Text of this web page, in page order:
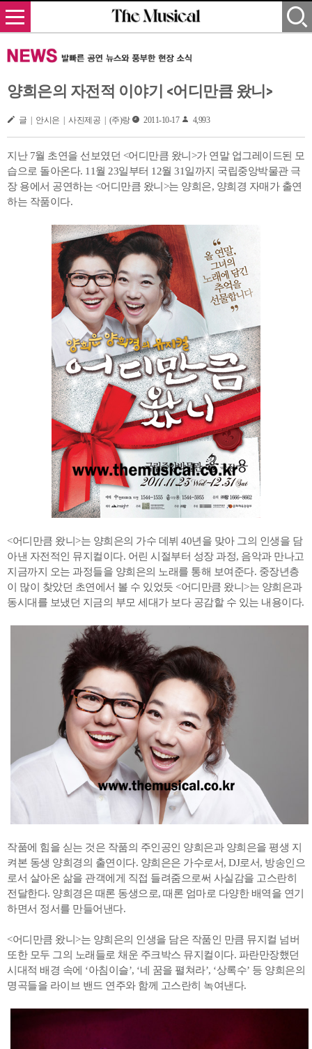
양희은의 자전적 이야기 <어디만큼 왔니>
글 | 안시은 | 사진제공 | (주)랑 2011-10-17 4,993
지난 7월 초연을 선보였던 <어디만큼 왔니>가 연말 업그레이드된 모
습으로 돌아온다. 11월 23일부터 12월 31일까지 국립중앙박물관 극
장 용에서 공연하는 <어디만큼 왔니>는 양희은, 양희경 자매가 출연
하는 작품이다.
<어디만큼 왔니>는 양희은의 가수 데뷔 40년을 맞아 그의 인생을 담
아낸 자전적인 뮤지컬이다. 어린 시절부터 성장 과정, 음악과 만나고
지금까지 오는 과정들을 양희은의 노래를 통해 보여준다. 중장년층
이 많이 찾았던 초연에서 볼 수 있었듯 <어디만큼 왔니>는 양희은과
동시대를 보냈던 지금의 부모 세대가 보다 공감할 수 있는 내용이다.
작품에 힘을 싣는 것은 작품의 주인공인 양희은과 양희은을 평생 지
켜본 동생 양희경의 출연이다. 양희은은 가수로서, DJ로서, 방송인으
로서 살아온 삶을 관객에게 직접 들려줌으로써 사실감을 고스란히
전달한다. 양희경은 때론 동생으로, 때론 엄마로 다양한 배역을 연기
하면서 정서를 만들어낸다.
<어디만큼 왔니>는 양희은의 인생을 담은 작품인 만큼 뮤지컬 넘버
또한 모두 그의 노래들로 채운 주크박스 뮤지컬이다. 파란만장했던
시대적 배경 속에 ‘아침이슬’, ‘네 꿈을 펼쳐라’, ‘상록수’ 등 양희은의
명곡들을 라이브 밴드 연주와 함께 고스란히 녹여낸다.